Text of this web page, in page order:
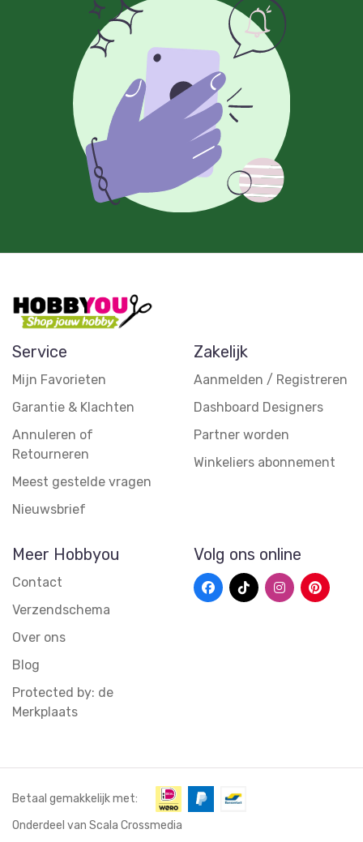
Service
Mijn Favorieten
Garantie & Klachten
Annuleren of
Retourneren
Meest gestelde vragen
Nieuwsbrief
Zakelijk
Aanmelden / Registreren
Dashboard Designers
Partner worden
Winkeliers abonnement
Meer Hobbyou
Contact
Verzendschema
Over ons
Blog
Protected by: de
Merkplaats
Volg ons online
Onderdeel van Scala Crossmedia
Betaal gemakkelijk met: